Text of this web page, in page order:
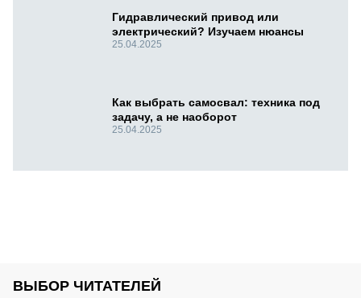
Гидравлический привод или
электрический? Изучаем нюансы
25.04.2025
Как выбрать самосвал: техника под
задачу, а не наоборот
25.04.2025
ВЫБОР ЧИТАТЕЛЕЙ